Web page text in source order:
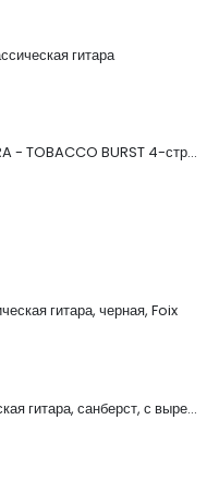
гитара
JACKSON JS2 SPECTRA - TOBACCO BURST 4-струнная бас-гитара
гитара, черная, Foix
FFG-1040SB Акустическая гитара, санберст, с вырезом, Foix